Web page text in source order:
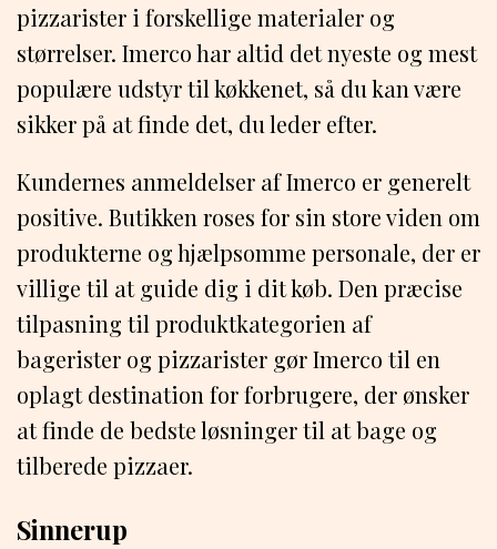
pizzarister i forskellige materialer og
størrelser. Imerco har altid det nyeste og mest
populære udstyr til køkkenet, så du kan være
sikker på at finde det, du leder efter.
Kundernes anmeldelser af Imerco er generelt
positive. Butikken roses for sin store viden om
produkterne og hjælpsomme personale, der er
villige til at guide dig i dit køb. Den præcise
tilpasning til produktkategorien af
bagerister og pizzarister gør Imerco til en
oplagt destination for forbrugere, der ønsker
at finde de bedste løsninger til at bage og
tilberede pizzaer.
Sinnerup